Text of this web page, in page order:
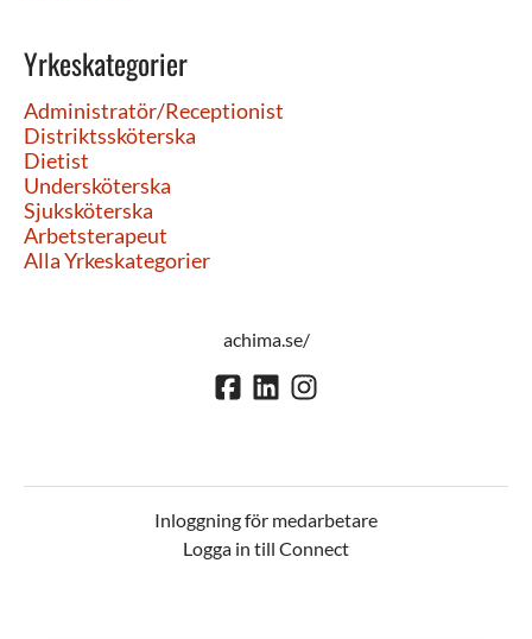
Yrkeskategorier
Administratör/Receptionist
Distriktssköterska
Dietist
Undersköterska
Sjuksköterska
Arbetsterapeut
Alla Yrkeskategorier
achima.se/
Inloggning för medarbetare
Logga in till Connect